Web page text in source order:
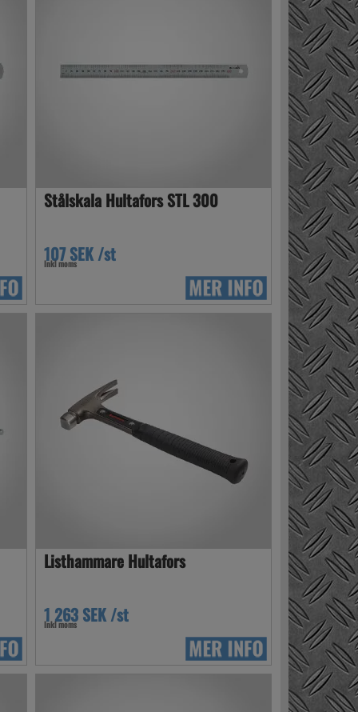
Stålskala Hultafors STL 300
107 SEK /st
Inkl moms
Listhammare Hultafors
1 263 SEK /st
Inkl moms